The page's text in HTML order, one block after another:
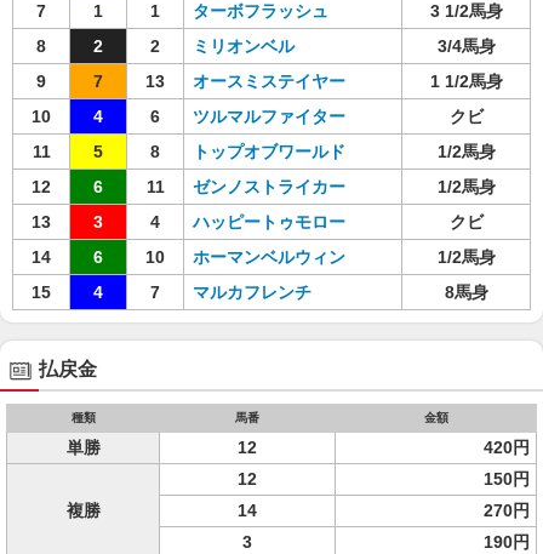
7
1 1 ターボフラッシュ
3 1/2馬身
8
2 2 ミリオンベル
3/4馬身
9
7 13 オースミステイヤー
1 1/2馬身
10
4 6 ツルマルファイター
クビ
11
5 8 トップオブワールド
1/2馬身
12
6 11 ゼンノストライカー
1/2馬身
13
3 4 ハッピートゥモロー
クビ
14
6 10 ホーマンベルウィン
1/2馬身
15
4 7 マルカフレンチ 8馬身
払戻金
種類 馬番 金額
単勝 12 420円
複勝
12
150円
14
270円
3
190円